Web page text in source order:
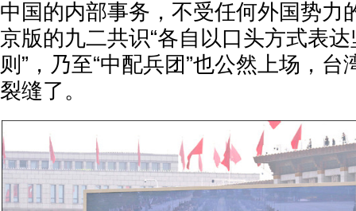
中国的内部事务，不受任何外国势力
京版的九二共识“各自以口头方式表
则”，乃至“中配兵团”也公然上场，
裂缝了。